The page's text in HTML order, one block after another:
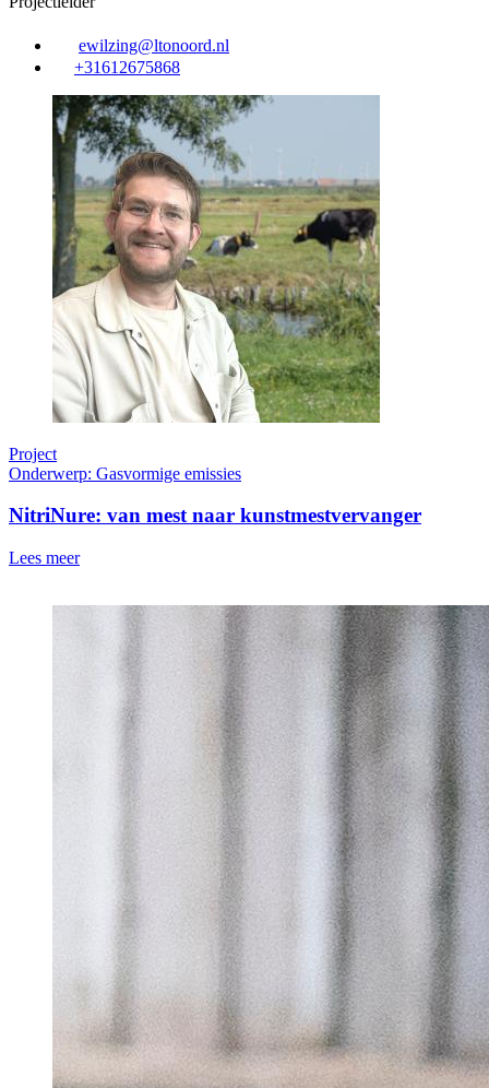
ewilzing@ltonoord.nl
+31612675868
Project
Onderwerp: Gasvormige emissies
NitriNure: van mest naar kunstmestvervanger
Lees meer